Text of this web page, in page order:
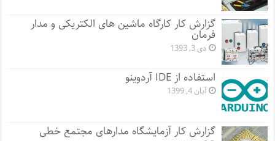
گزارش کار کارگاه ماشین های الکتریکی و مدار
فرمان
دی 3, 1393
استفاده از IDE آردوینو
آبان 4, 1399
گزارش کار آزمایشگاه مدارهای مجتمع خطی